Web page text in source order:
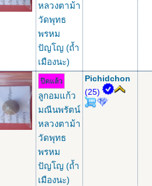
หลวงตาม้า
วัดพุทธ
พรหม
ปัญโญ (ถ้ำ
เมืองนะ)
ปิดแล้ว
ลูกอมแก้ว
มณีนพรัตน์
หลวงตาม้า
วัดพุทธ
พรหม
ปัญโญ (ถ้ำ
เมืองนะ)
Pichidchon
(25)